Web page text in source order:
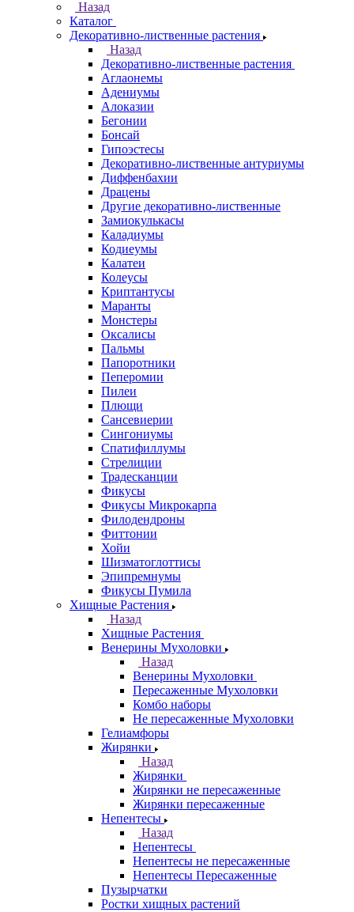
Назад
Каталог
Декоративно-лиственные растения
Назад
Декоративно-лиственные растения
Аглаонемы
Адениумы
Алоказии
Бегонии
Бонсай
Гипоэстесы
Декоративно-лиственные антуриумы
Диффенбахии
Драцены
Другие декоративно-лиственные
Замиокулькасы
Каладиумы
Кодиеумы
Калатеи
Колеусы
Криптантусы
Маранты
Монстеры
Оксалисы
Пальмы
Папоротники
Пеперомии
Пилеи
Плющи
Сансевиерии
Сингониумы
Спатифиллумы
Стрелиции
Традесканции
Фикусы
Фикусы Микрокарпа
Филодендроны
Фиттонии
Хойи
Шизматоглоттисы
Эпипремнумы
Фикусы Пумила
Хищные Растения
Назад
Хищные Растения
Венерины Мухоловки
Назад
Венерины Мухоловки
Пересаженные Мухоловки
Комбо наборы
Не пересаженные Мухоловки
Гелиамфоры
Жирянки
Назад
Жирянки
Жирянки не пересаженные
Жирянки пересаженные
Непентесы
Назад
Непентесы
Непентесы не пересаженные
Непентесы Пересаженные
Пузырчатки
Ростки хищных растений